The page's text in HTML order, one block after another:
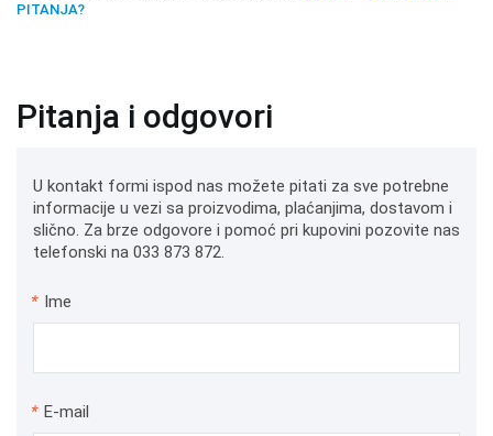
PITANJA?
Pitanja i odgovori
U kontakt formi ispod nas možete pitati za sve potrebne
informacije u vezi sa proizvodima, plaćanjima, dostavom i
slično. Za brze odgovore i pomoć pri kupovini pozovite nas
telefonski na 033 873 872.
* Ime
* E-mail